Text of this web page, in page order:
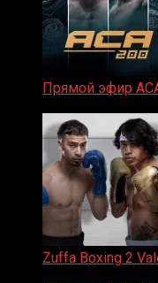
Прямой эфир
Zuffa Boxing 2